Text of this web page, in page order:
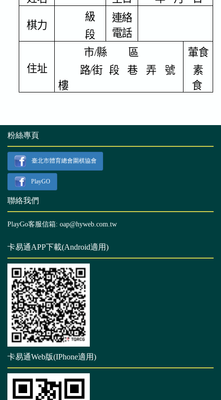
粉絲專頁
臺北市體育總會圍棋協會
PlayGO
聯絡我們
PlayGo客服信箱: oap@hyweb.com.tw
卡易通APP下載(Android適用)
卡易通Web版(IPhone適用)